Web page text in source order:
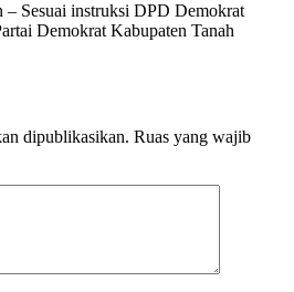
Sesuai instruksi DPD Demokrat
Demokrat Kabupaten Tanah
dipublikasikan. Ruas yang wajib